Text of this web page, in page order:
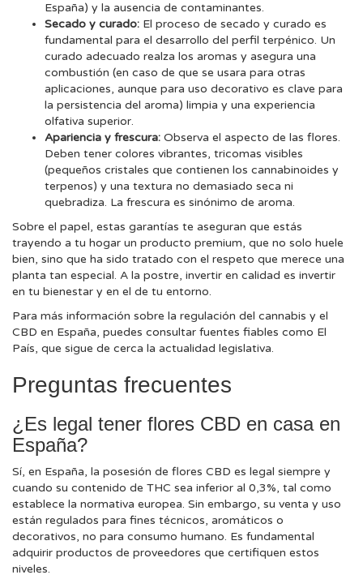
España) y la ausencia de contaminantes.
Secado y curado: El proceso de secado y curado es
fundamental para el desarrollo del perfil terpénico. Un
curado adecuado realza los aromas y asegura una
combustión (en caso de que se usara para otras
aplicaciones, aunque para uso decorativo es clave para
la persistencia del aroma) limpia y una experiencia
olfativa superior.
Apariencia y frescura: Observa el aspecto de las flores.
Deben tener colores vibrantes, tricomas visibles
(pequeños cristales que contienen los cannabinoides y
terpenos) y una textura no demasiado seca ni
quebradiza. La frescura es sinónimo de aroma.
Sobre el papel, estas garantías te aseguran que estás
trayendo a tu hogar un producto premium, que no solo huele
bien, sino que ha sido tratado con el respeto que merece una
planta tan especial. A la postre, invertir en calidad es invertir
en tu bienestar y en el de tu entorno.
Para más información sobre la regulación del cannabis y el
CBD en España, puedes consultar fuentes fiables como El
País, que sigue de cerca la actualidad legislativa.
Preguntas frecuentes
¿Es legal tener flores CBD en casa en
España?
Sí, en España, la posesión de flores CBD es legal siempre y
cuando su contenido de THC sea inferior al 0,3%, tal como
establece la normativa europea. Sin embargo, su venta y uso
están regulados para fines técnicos, aromáticos o
decorativos, no para consumo humano. Es fundamental
adquirir productos de proveedores que certifiquen estos
niveles.